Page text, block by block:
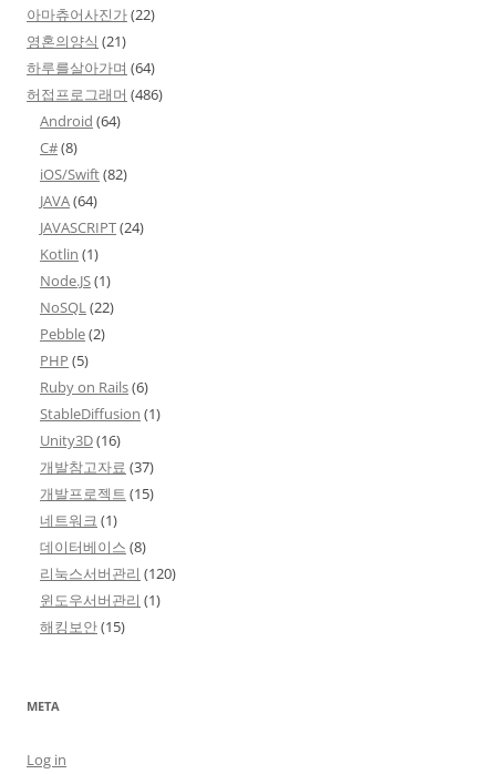
아마츄어사진가(22)
영혼의양식 (21)
하루를살아가며 (64)
허접프로그래머 (486)
Android (64)
C#(8)
iOS/Swift(82)
JAVA(64)
JAVASCRIPT(24)
Kotlin (1)
Node.JS(1)
NoSQL(22)
Pebble(2)
PHP (5)
Ruby on Rails(6)
StableDiffusion (1)
Unity3D(16)
개발참고자료 (37)
개발프로젝트 (15)
네트워크 (1)
데이터베이스 (8)
리눅스서버관리 (120)
윈도우서버관리 (1)
해킹보안(15)
META
Log in